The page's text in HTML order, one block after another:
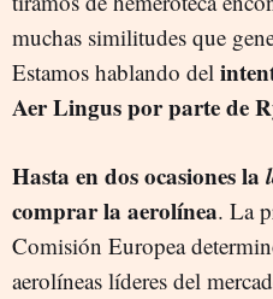
muchas similitudes que
Estamos hablando del
Aer Lingus por parte de
Hasta en dos ocasiones la
comprar la aerolínea. La
Comisión Europea
aerolíneas líderes del